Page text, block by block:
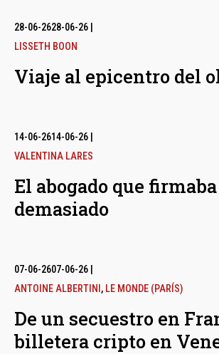
28-06-2628-06-26
LISSETH BOON
Viaje al epicentro del
14-06-2614-06-26
VALENTINA LARES
El abogado que firmaba
demasiado
07-06-2607-06-26
ANTOINE ALBERTINI , LE MONDE (PARÍS)
De un secuestro en
billetera cripto en